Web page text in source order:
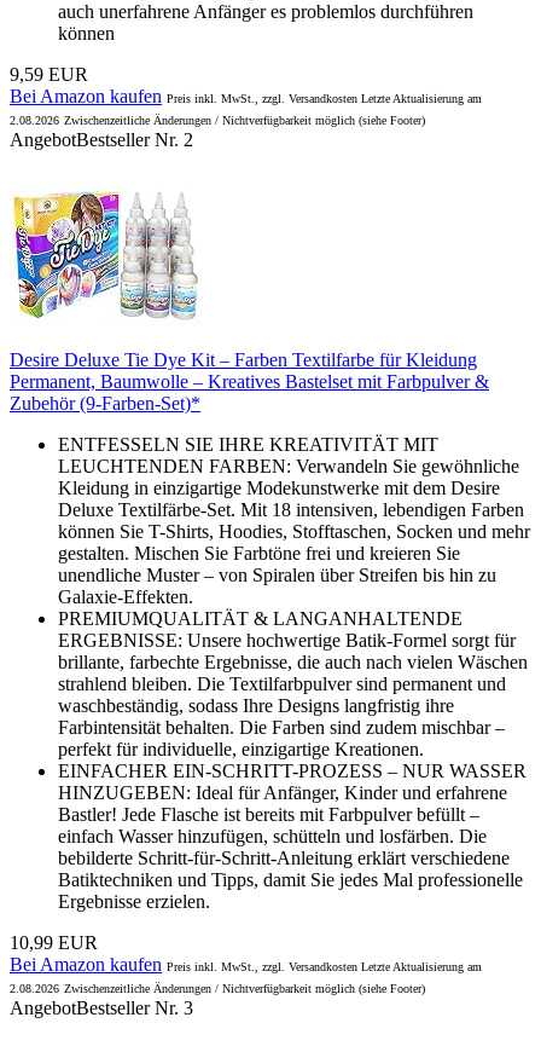
auch unerfahrene Anfänger es problemlos durchführen
können
9,59 EUR
Bei Amazon kaufen Preis inkl. MwSt., zzgl. Versandkosten Letzte Aktualisierung am
2.08.2026 Zwischenzeitliche Änderungen / Nichtverfügbarkeit möglich (siehe Footer)
AngebotBestseller Nr. 2
Desire Deluxe Tie Dye Kit – Farben Textilfarbe für Kleidung
Permanent, Baumwolle – Kreatives Bastelset mit Farbpulver &
Zubehör (9-Farben-Set)*
ENTFESSELN SIE IHRE KREATIVITÄT MIT
LEUCHTENDEN FARBEN: Verwandeln Sie gewöhnliche
Kleidung in einzigartige Modekunstwerke mit dem Desire
Deluxe Textilfärbe-Set. Mit 18 intensiven, lebendigen Farben
können Sie T-Shirts, Hoodies, Stofftaschen, Socken und mehr
gestalten. Mischen Sie Farbtöne frei und kreieren Sie
unendliche Muster – von Spiralen über Streifen bis hin zu
Galaxie-Effekten.
PREMIUMQUALITÄT & LANGANHALTENDE
ERGEBNISSE: Unsere hochwertige Batik-Formel sorgt für
brillante, farbechte Ergebnisse, die auch nach vielen Wäschen
strahlend bleiben. Die Textilfarbpulver sind permanent und
waschbeständig, sodass Ihre Designs langfristig ihre
Farbintensität behalten. Die Farben sind zudem mischbar –
perfekt für individuelle, einzigartige Kreationen.
EINFACHER EIN-SCHRITT-PROZESS – NUR WASSER
HINZUGEBEN: Ideal für Anfänger, Kinder und erfahrene
Bastler! Jede Flasche ist bereits mit Farbpulver befüllt –
einfach Wasser hinzufügen, schütteln und losfärben. Die
bebilderte Schritt-für-Schritt-Anleitung erklärt verschiedene
Batiktechniken und Tipps, damit Sie jedes Mal professionelle
Ergebnisse erzielen.
10,99 EUR
Bei Amazon kaufen Preis inkl. MwSt., zzgl. Versandkosten Letzte Aktualisierung am
2.08.2026 Zwischenzeitliche Änderungen / Nichtverfügbarkeit möglich (siehe Footer)
AngebotBestseller Nr. 3